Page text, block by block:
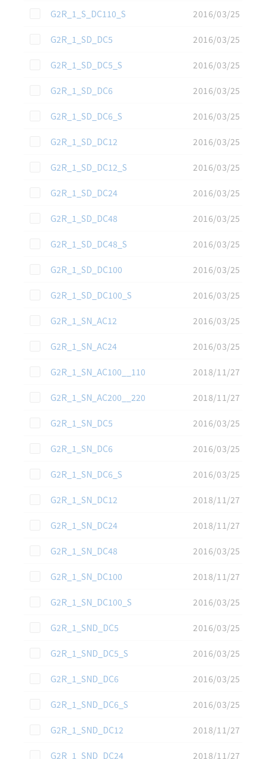
この資料を選択
G2R_1_S_DC110_S
2016/03/25
この資料を選択
G2R_1_SD_DC5
2016/03/25
この資料を選択
G2R_1_SD_DC5_S
2016/03/25
この資料を選択
G2R_1_SD_DC6
2016/03/25
この資料を選択
G2R_1_SD_DC6_S
2016/03/25
この資料を選択
G2R_1_SD_DC12
2016/03/25
この資料を選択
G2R_1_SD_DC12_S
2016/03/25
この資料を選択
G2R_1_SD_DC24
2016/03/25
この資料を選択
G2R_1_SD_DC48
2016/03/25
この資料を選択
G2R_1_SD_DC48_S
2016/03/25
この資料を選択
G2R_1_SD_DC100
2016/03/25
この資料を選択
G2R_1_SD_DC100_S
2016/03/25
この資料を選択
G2R_1_SN_AC12
2016/03/25
この資料を選択
G2R_1_SN_AC24
2016/03/25
この資料を選択
G2R_1_SN_AC100__110
2018/11/27
この資料を選択
G2R_1_SN_AC200__220
2018/11/27
この資料を選択
G2R_1_SN_DC5
2016/03/25
この資料を選択
G2R_1_SN_DC6
2016/03/25
この資料を選択
G2R_1_SN_DC6_S
2016/03/25
この資料を選択
G2R_1_SN_DC12
2018/11/27
この資料を選択
G2R_1_SN_DC24
2018/11/27
この資料を選択
G2R_1_SN_DC48
2016/03/25
この資料を選択
G2R_1_SN_DC100
2018/11/27
この資料を選択
G2R_1_SN_DC100_S
2016/03/25
この資料を選択
G2R_1_SND_DC5
2016/03/25
この資料を選択
G2R_1_SND_DC5_S
2016/03/25
この資料を選択
G2R_1_SND_DC6
2016/03/25
この資料を選択
G2R_1_SND_DC6_S
2016/03/25
この資料を選択
G2R_1_SND_DC12
2018/11/27
この資料を選択
G2R_1_SND_DC24
2018/11/27